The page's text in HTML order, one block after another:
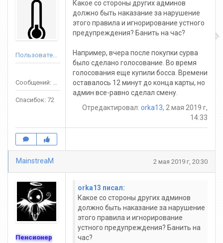
Пользователь
Сообщений: 58
Спасибок: 72
Какое со стороны других админов
должно быть наказание за нарушение
этого правила и игнорирование устного
предупреждения? Банить на час?
Например, вчера после покупки сурва
было сделано голосование. Во время
голосования еще купили босса. Времени
оставалось 12 минут до конца карты, но
админ все-равно сделал смену.
Отредактировал: orka13, 2 мая 2019 г,
14:33
MainstreaM 2 мая 2019 г, 20:30
Пенсионер
orka13 писал:
Какое со стороны других админов
должно быть наказание за нарушение
этого правила и игнорирование
устного предупреждения? Банить на
час?